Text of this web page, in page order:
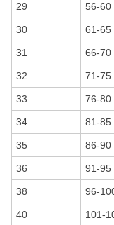
29 56-60
30 61-65
31 66-70
32 71-75
33 76-80
34 81-85
35 86-90
36 91-95
38 96-
40 101-